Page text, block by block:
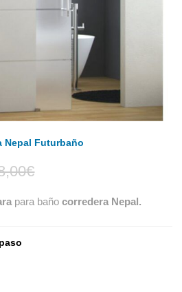
Nepal Futurbaño
€El
precio
para bañocorredera Nepal.